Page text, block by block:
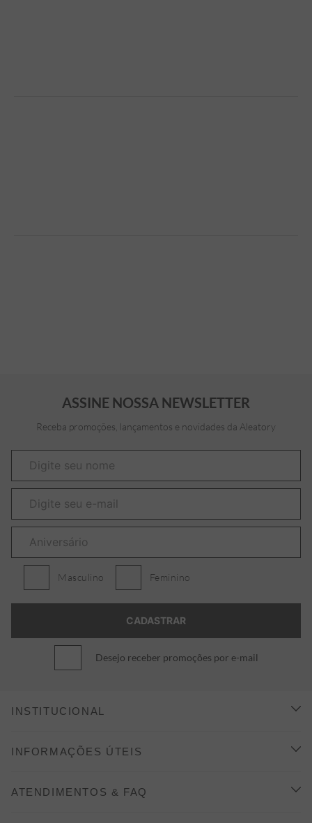
ASSINE NOSSA NEWSLETTER
Receba promoções, lançamentos e novidades da Aleatory
Masculino Feminino
Desejo receber promoções por e-mail
INSTITUCIONAL
CONHEÇA A ALEATORY
INFORMAÇÕES ÚTEIS
ATENDIMENTOS & FAQ